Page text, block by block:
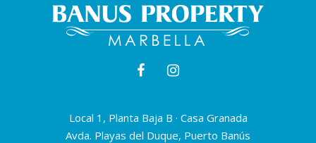
Local 1, Planta Baja B · Casa Granada
Avda. Playas del Duque, Puerto Banús